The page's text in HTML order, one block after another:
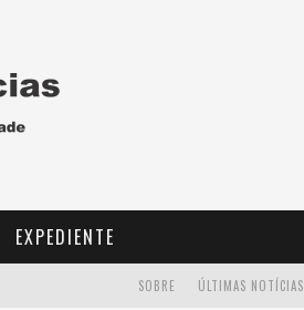
EXPEDIENTE
ÚLTIMAS NOTÍCIAS
SOBRE